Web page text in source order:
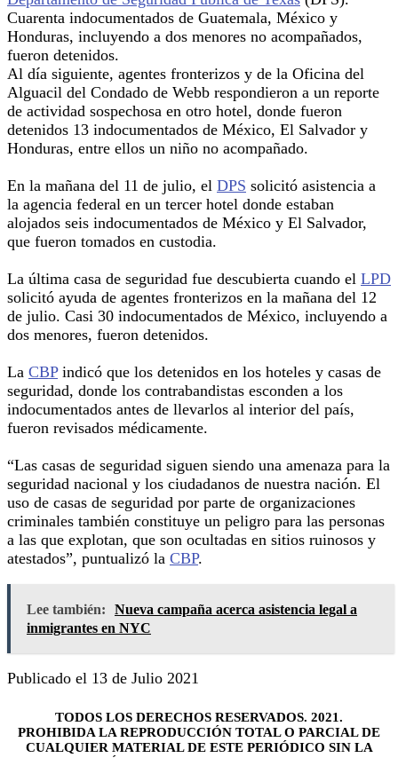
Cuarenta indocumentados de Guatemala, México y
Honduras, incluyendo a dos menores no acompañados,
fueron detenidos.
Al día siguiente, agentes fronterizos y de la Oficina del
Alguacil del Condado de Webb respondieron a un reporte
de actividad sospechosa en otro hotel, donde fueron
detenidos 13 indocumentados de México, El Salvador y
Honduras, entre ellos un niño no acompañado.
En la mañana del 11 de julio, el DPS solicitó asistencia a
la agencia federal en un tercer hotel donde estaban
alojados seis indocumentados de México y El Salvador,
que fueron tomados en custodia.
La última casa de seguridad fue descubierta cuando el LPD
solicitó ayuda de agentes fronterizos en la mañana del 12
de julio. Casi 30 indocumentados de México, incluyendo a
dos menores, fueron detenidos.
La CBPindicó que los detenidos en los hoteles y casas de
seguridad, donde los contrabandistas esconden a los
indocumentados antes de llevarlos al interior del país,
fueron revisados médicamente.
“Las casas de seguridad siguen siendo una amenaza para la
seguridad nacional y los ciudadanos de nuestra nación. El
uso de casas de seguridad por parte de organizaciones
criminales también constituye un peligro para las personas
a las que explotan, que son ocultadas en sitios ruinosos y
atestados”, puntualizó la CBP.
Lee también:
Nueva campaña acerca asistencia legal a
inmigrantes en NYC
Publicado el 13 de Julio 2021
TODOS LOS DERECHOS RESERVADOS. 2021.
PROHIBIDA LA REPRODUCCIÓN TOTAL O PARCIAL DE
CUALQUIER MATERIAL DE ESTE PERIÓDICO SIN LA